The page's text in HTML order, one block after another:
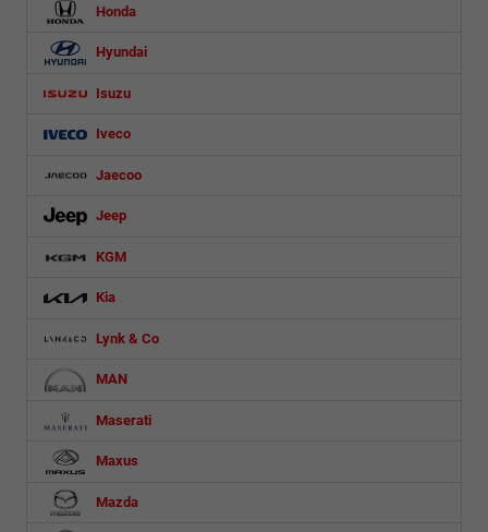
Honda
Hyundai
Isuzu
Iveco
Jaecoo
Jeep
KGM
Kia
Lynk & Co
MAN
Maserati
Maxus
Mazda